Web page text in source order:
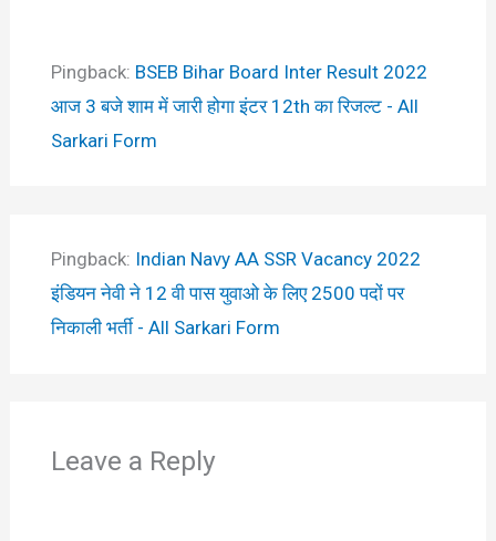
Pingback: BSEB Bihar Board Inter Result 2022
आज 3 बजे शाम में जारी होगा इंटर 12th का रिजल्ट - All
Sarkari Form
Pingback: Indian Navy AA SSR Vacancy 2022
इंडियन नेवी ने 12 वी पास युवाओ के लिए 2500 पदों पर
निकाली भर्ती - All Sarkari Form
Leave a Reply